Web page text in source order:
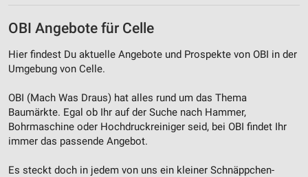
OBI Angebote für Celle
Hier findest Du aktuelle Angebote und Prospekte von OBI in der
Umgebung von Celle.
OBI (Mach Was Draus) hat alles rund um das Thema
Baumärkte. Egal ob Ihr auf der Suche nach Hammer,
Bohrmaschine oder Hochdruckreiniger seid, bei OBI findet Ihr
immer das passende Angebot.
Es steckt doch in jedem von uns ein kleiner Schnäppchen-
IAB-Besonderheiten:
Verwendung genauer Standortdaten
Informationen identifizieren
Nicht-IAB-Verarbeitungszwecke:
Notwendig
Performance